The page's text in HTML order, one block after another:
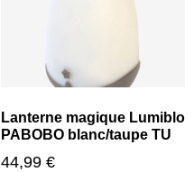
Lanterne magique Lumiblo
PABOBO blanc/taupe TU
44,99 €